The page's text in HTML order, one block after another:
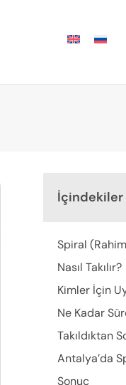
İçindekiler
Spiral
Nasıl Takılır?
Kimler İçin
Ne Kadar
Takıldıktan
Antalya’da
Sonuç